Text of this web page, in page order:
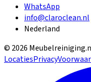
WhatsApp
info@claroclean.nl
Nederland
© 2026
LocatiesPrivacy